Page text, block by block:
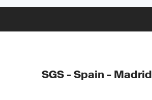
SGS - Spain - Madrid